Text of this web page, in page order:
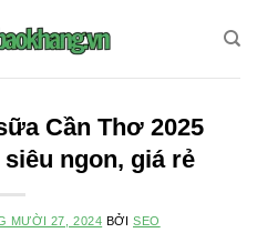
Cần Thơ 2025
ngon, giá rẻ
MƯỜI 27, 2024 BỞISEO